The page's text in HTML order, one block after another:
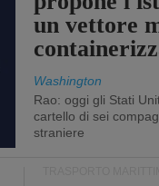
un vettore
Washington
Rao: oggi gli Stati
cartello di sei
straniere